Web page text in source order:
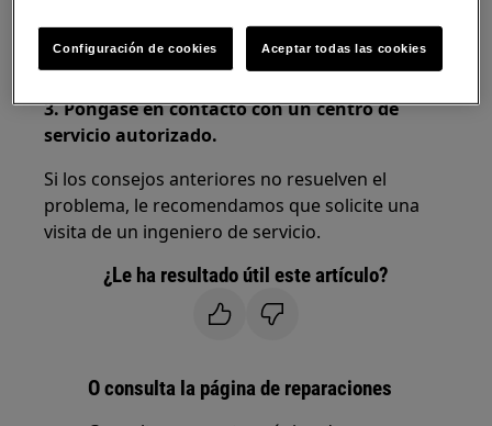
efecto no será visible hasta que se hayan
preparado dos tazas de café.
3.Póngase en contacto con un centro de
servicio autorizado.
Si los consejos anteriores no resuelven el
problema, le recomendamos que solicite una
visita de un ingeniero de servicio.
¿Le ha resultado útil este artículo?
O consulta la página de reparaciones
Configuración de cookies Aceptar todas las cookies